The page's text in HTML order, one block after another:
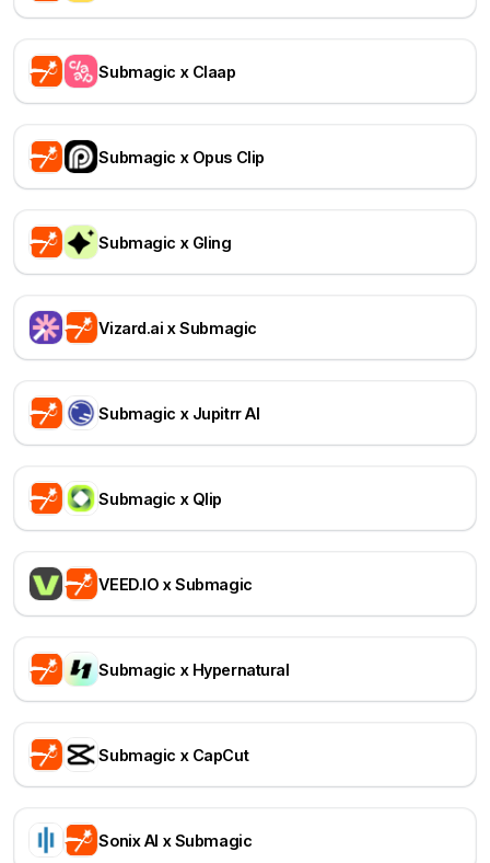
Submagic x Claap
Submagic x Opus Clip
Submagic x Gling
Vizard.ai x Submagic
Submagic x Jupitrr AI
Submagic x Qlip
VEED.IO x Submagic
Submagic x Hypernatural
Submagic x CapCut
Sonix AI x Submagic